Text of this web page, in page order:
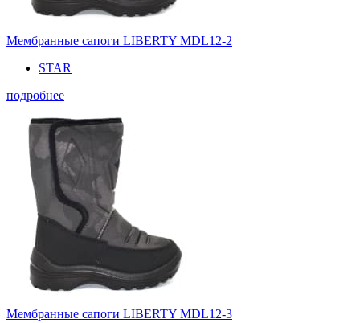
Мембранные сапоги LIBERTY MDL12-2
STAR
подробнее
Мембранные сапоги LIBERTY MDL12-3